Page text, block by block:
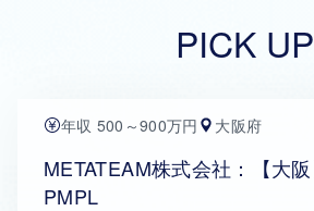
PICK UP
年収 500～900万円 大阪府
METATEAM株式会社：【大
PMPL